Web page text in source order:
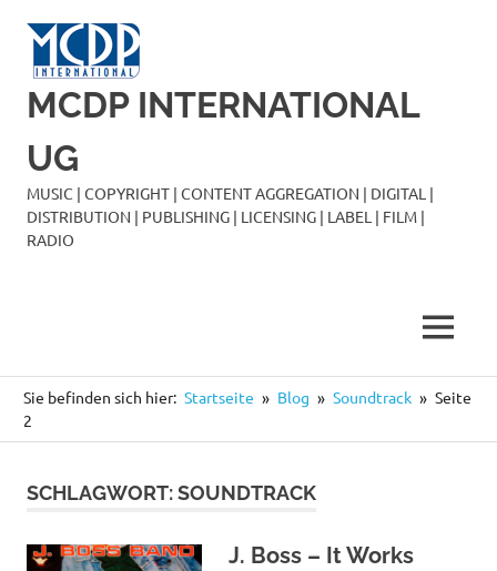
Inhalt
springen
MCDP INTERNATIONAL
UG
MUSIC | COPYRIGHT | CONTENT AGGREGATION | DIGITAL |
DISTRIBUTION | PUBLISHING | LICENSING | LABEL | FILM |
RADIO
MENÜ
Sie befinden sich hier: Startseite Blog Soundtrack
Seite
2
SCHLAGWORT:SOUNDTRACK
J. Boss – It Works